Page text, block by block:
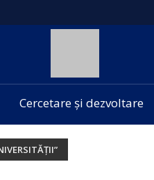
Cercetare și dezvoltare